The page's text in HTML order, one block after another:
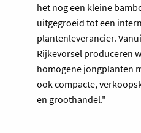
het nog een kleine
uitgegroeid tot een
plantenleverancier.
Rijkevorsel produceren
homogene jongplanten
ook compacte,
en groothandel."